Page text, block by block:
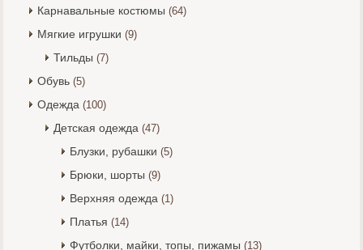
Карнавальные костюмы (64)
Мягкие игрушки (9)
Тильды (7)
Обувь (5)
Одежда (100)
Детская одежда (47)
Блузки, рубашки (5)
Брюки, шорты (9)
Верхняя одежда (1)
Платья (14)
Футболки, майки, топы, пижамы (13)